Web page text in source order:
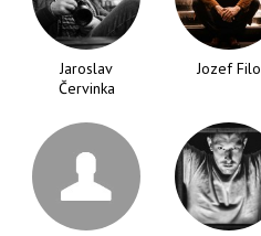
Jaroslav
Červinka
Jozef Filo